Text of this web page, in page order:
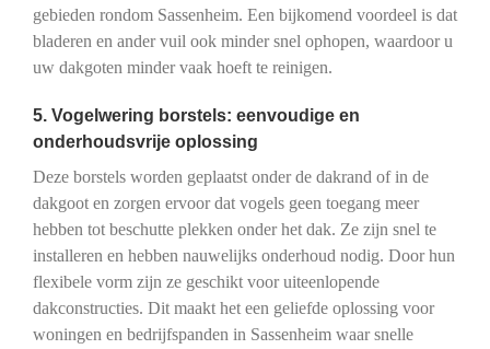
gebieden rondom Sassenheim. Een bijkomend voordeel is dat
bladeren en ander vuil ook minder snel ophopen, waardoor u
uw dakgoten minder vaak hoeft te reinigen.
5. Vogelwering borstels: eenvoudige en
onderhoudsvrije oplossing
Deze borstels worden geplaatst onder de dakrand of in de
dakgoot en zorgen ervoor dat vogels geen toegang meer
hebben tot beschutte plekken onder het dak. Ze zijn snel te
installeren en hebben nauwelijks onderhoud nodig. Door hun
flexibele vorm zijn ze geschikt voor uiteenlopende
dakconstructies. Dit maakt het een geliefde oplossing voor
woningen en bedrijfspanden in Sassenheim waar snelle